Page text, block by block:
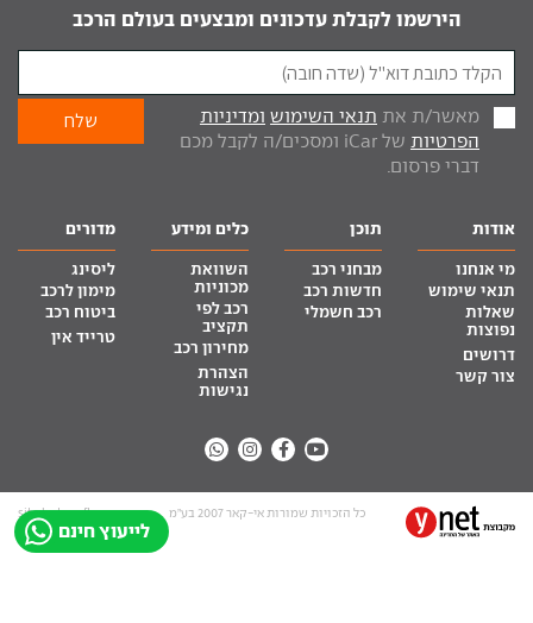
לייעוץ חינם
הירשמו לקבלת עדכונים ומבצעים בעולם הרכב
מאשר/ת את תנאי השימוש ומדיניות
הפרטיות
של iCar ומסכים/ה לקבל מכם
דברי פרסום.
אודות
מי אנחנו
תנאי שימוש
שאלות
נפוצות
דרושים
צור קשר
תוכן
מבחני רכב
חדשות רכב
רכב חשמלי
כלים ומידע
השוואת
מכוניות
רכב לפי
תקציב
מחירון רכב
הצהרת
נגישות
מדורים
ליסינג
מימון לרכב
ביטוח רכב
טרייד אין
כל הזכויות שמורות אי-קאר 2007 בע”מ site by tq.soft